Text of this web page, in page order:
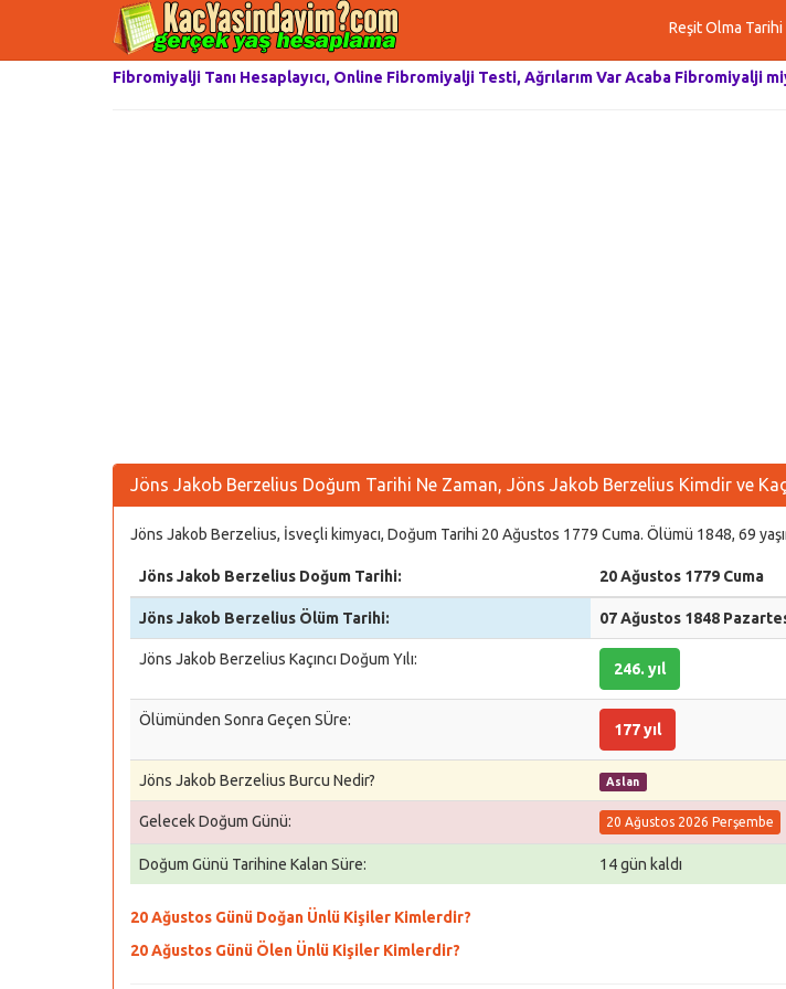
Reşit Olma
Fibromiyalji Tanı Hesaplayıcı, Online Fibromiyalji Testi, Ağrılarım Var Acaba Fibromiyalji
Jöns Jakob Berzelius Doğum Tarihi Ne Zaman, Jöns Jakob Berzelius Kimdir ve Kaç
Jöns Jakob Berzelius, İsveçli kimyacı, Doğum Tarihi 20 Ağustos 1779 Cuma. Ölümü 1848, 69
Jöns Jakob Berzelius Doğum Tarihi: 20 Ağustos 1779 Cuma
Jöns Jakob Berzelius Ölüm Tarihi: 07 Ağustos 1848
Jöns Jakob Berzelius Kaçıncı Doğum Yılı:
246. yıl
Ölümünden Sonra Geçen SÜre:
177 yıl
Jöns Jakob Berzelius Burcu Nedir? Aslan
Gelecek Doğum Günü: 20 Ağustos 2026 Perşembe
Doğum Günü Tarihine Kalan Süre: 14 gün kaldı
20 Ağustos Günü Doğan Ünlü Kişiler Kimlerdir?
20 Ağustos Günü Ölen Ünlü Kişiler Kimlerdir?